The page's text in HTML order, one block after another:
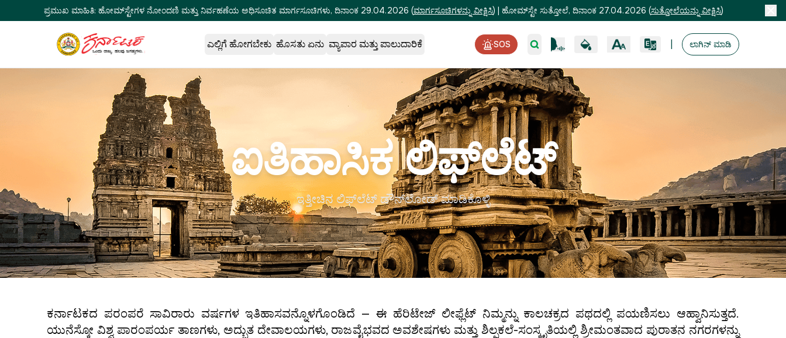
ಪ್ರಮುಖ ಮಾಹಿತಿ: ಹೋಮ್‌ಸ್ಟೇಗಳ ನೋಂದಣಿ ಮತ್ತು ನಿರ್ವಹಣೆಯ ಅಧಿಸೂಚಿತ ಮಾರ್ಗಸೂಚಿಗಳು, ದಿನಾಂಕ 29.04.2026 (ಮಾರ್ಗಸೂಚಿಗಳನ್ನು ವೀಕ್ಷಿಸಿ) | ಹೋಮ್‌ಸ್ಟೇ ಸುತ್ತೋಲೆ, ದಿನಾಂಕ 27.04.2026 (ಸುತ್ತೋಲೆಯನ್ನು ವೀಕ್ಷಿಸಿ)
ಎಲ್ಲಿಗೆ ಹೋಗಬೇಕು ಹೊಸತು ಏನು ವ್ಯಾಪಾರ ಮತ್ತು ಪಾಲುದಾರಿಕೆ SOS ಲಾಗಿನ್ ಮಾಡಿ
ಐತಿಹಾಸಿಕ ಲಿಫ್‌ಲೆಟ್
ಇತ್ತೀಚಿನ ಲಿಫ್‌ಲೆಟ್ ಡೌನ್‌ಲೋಡ್ ಮಾಡಿಕೊಳ್ಳಿ
ಕರ್ನಾಟಕದ ಪರಂಪರೆ ಸಾವಿರಾರು ವರ್ಷಗಳ ಇತಿಹಾಸವನ್ನೊಳಗೊಂಡಿದೆ — ಈ ಹೆರಿಟೇಜ್ ಲೀಫ್ಲೆಟ್ ನಿಮ್ಮನ್ನು ಕಾಲಚಕ್ರದ ಪಥದಲ್ಲಿ ಪಯಣಿಸಲು ಆಹ್ವಾನಿಸುತ್ತದೆ.
ಯುನೆಸ್ಕೋ ವಿಶ್ವ ಪಾರಂಪರ್ಯ ತಾಣಗಳು, ಅದ್ಭುತ ದೇವಾಲಯಗಳು, ರಾಜವೈಭವದ ಅವಶೇಷಗಳು ಮತ್ತು ಶಿಲ್ಪಕಲೆ-ಸಂಸ್ಕೃತಿಯಲ್ಲಿ ಶ್ರೀಮಂತವಾದ ಪುರಾತನ ನಗರಗಳನ್ನು